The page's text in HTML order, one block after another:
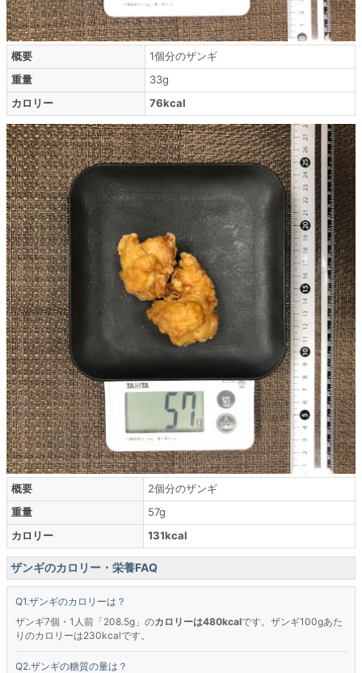
概要
1個分のザンギ
重量
33g
カロリー
76kcal
概要
2個分のザンギ
重量
57g
カロリー
131kcal
ザンギのカロリー・栄養FAQ
ザンギのカロリーは？
ザンギ7個・1人前「208.5g」のカロリーは480kcalです。ザンギ100gあた
りのカロリーは230kcalです。
ザンギの糖質の量は？